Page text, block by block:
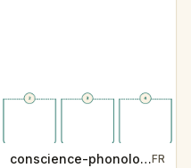
conscience-phonologique-k234-5FR